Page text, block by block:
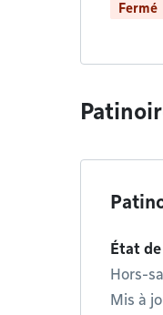
Fermé
État
Hors-
Mis à